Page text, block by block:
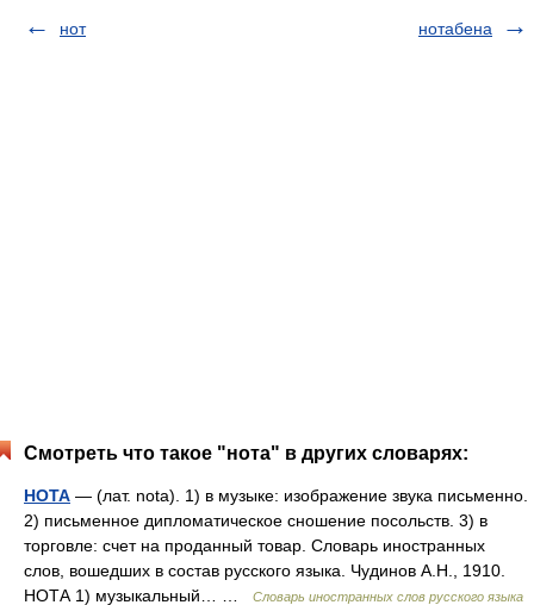
нот нотабена
Смотреть что такое "нота" в других словарях:
НОТА — (лат. nota). 1) в музыке: изображение звука письменно.
2) письменное дипломатическое сношение посольств. 3) в
торговле: счет на проданный товар. Словарь иностранных
слов, вошедших в состав русского языка. Чудинов А.Н., 1910.
НОТА 1) музыкальный… …
Словарь иностранных слов русского языка